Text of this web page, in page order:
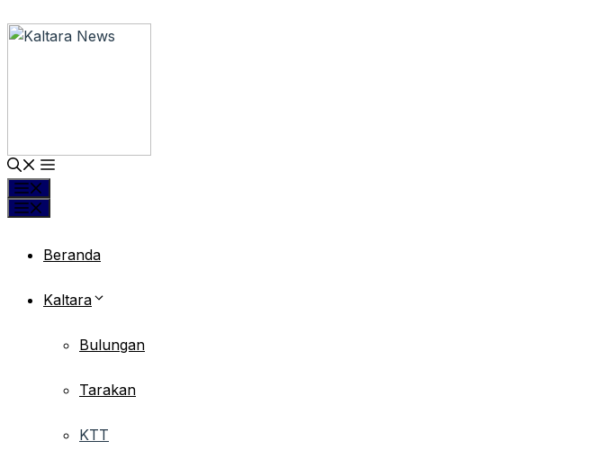
ke
Menu
Menu
Beranda
Kaltara
Bulungan
Tarakan
KTT